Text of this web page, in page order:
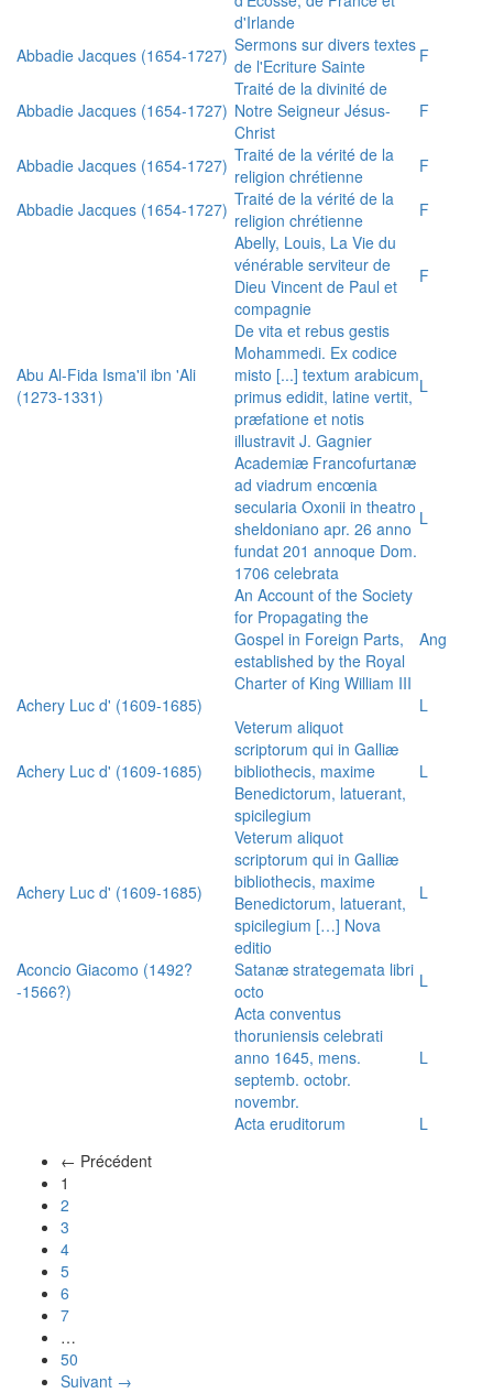
d'Irlande
Abbadie Jacques (1654-1727) Sermons sur divers textes
de l'Ecriture Sainte
F
Abbadie Jacques (1654-1727)
Traité de la divinité de
Notre Seigneur Jésus-
Christ
F
Abbadie Jacques (1654-1727) Traité de la vérité de la
religion chrétienne
F
Abbadie Jacques (1654-1727) Traité de la vérité de la
religion chrétienne
F
Abelly, Louis, La Vie du
vénérable serviteur de
Dieu Vincent de Paul et
compagnie
F
Abu Al-Fida Isma'il ibn 'Ali
(1273-1331)
De vita et rebus gestis
Mohammedi. Ex codice
misto [...] textum arabicum
primus edidit, latine vertit,
præfatione et notis
illustravit J. Gagnier
L
Academiæ Francofurtanæ
ad viadrum encœnia
secularia Oxonii in theatro
sheldoniano apr. 26 anno
fundat 201 annoque Dom.
1706 celebrata
L
An Account of the Society
for Propagating the
Gospel in Foreign Parts,
established by the Royal
Charter of King William III
Ang
Achery Luc d' (1609-1685) L
Achery Luc d' (1609-1685)
Veterum aliquot
scriptorum qui in Galliæ
bibliothecis, maxime
Benedictorum, latuerant,
spicilegium
L
Achery Luc d' (1609-1685)
Veterum aliquot
scriptorum qui in Galliæ
bibliothecis, maxime
Benedictorum, latuerant,
spicilegium […] Nova
editio
L
Aconcio Giacomo (1492?
-1566?)
Satanæ strategemata libri
octo
L
Acta conventus
thoruniensis celebrati
anno 1645, mens.
septemb. octobr.
novembr.
L
Acta eruditorum
L
← Précédent
1
2
3
4
5
6
7
…
50
Suivant →